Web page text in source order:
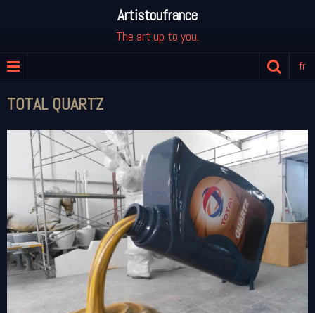
Artistoufrance
The art up to you.
fr
TOTAL QUARTZ